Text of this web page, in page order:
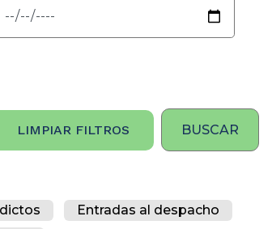
LIMPIAR FILTROS
Entradas al despacho